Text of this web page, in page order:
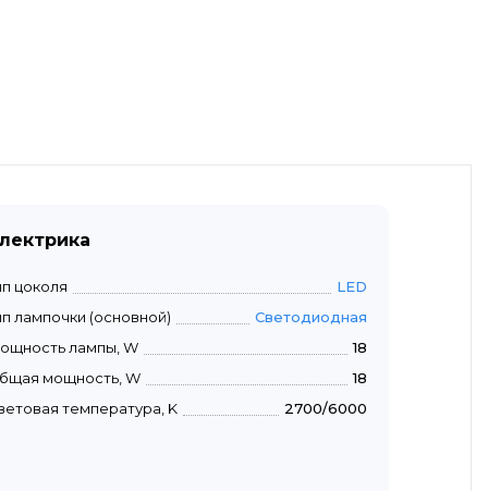
цоколя
LED
лампочки (основной)
Светодиодная
лампы, W
18
мощность, W
18
температура, K
2700/6000